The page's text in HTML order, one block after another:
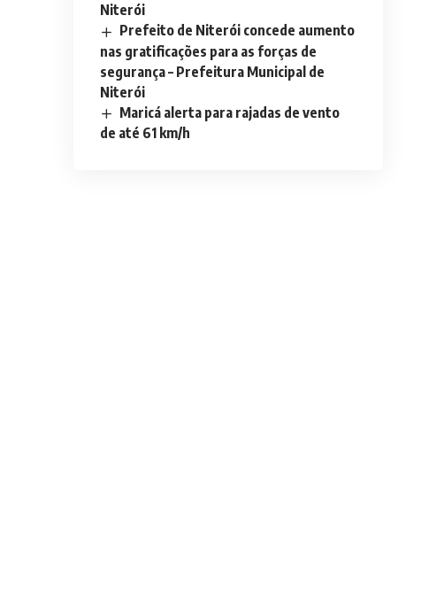
Niterói
Prefeito de Niterói concede aumento
nas gratificações para as forças de
segurança – Prefeitura Municipal de
Niterói
Maricá alerta para rajadas de vento
de até 61 km/h